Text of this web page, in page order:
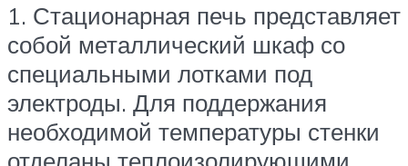
1. Стационарная печь представляет
собой металлический шкаф со
специальными лотками под
электроды. Для поддержания
необходимой температуры стенки